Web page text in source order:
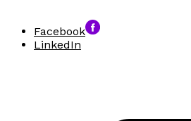
Facebook
LinkedIn